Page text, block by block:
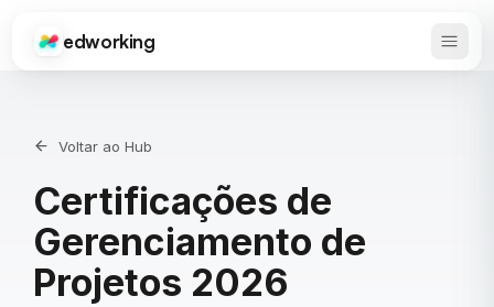
Edworking
edworking Abrir
Voltar ao Hub
Certificações de
Gerenciamento de
Projetos 2026